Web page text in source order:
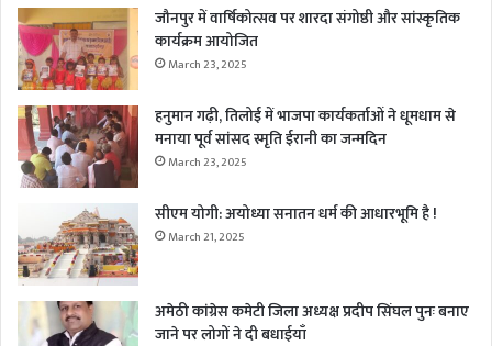
जौनपुर में वार्षिकोत्सव पर शारदा संगोष्ठी और सांस्कृतिक
कार्यक्रम आयोजित
March 23, 2025
हनुमान गढ़ी, तिलोई में भाजपा कार्यकर्ताओं ने धूमधाम से
मनाया पूर्व सांसद स्मृति ईरानी का जन्मदिन
March 23, 2025
सीएम योगी: अयोध्या सनातन धर्म की आधारभूमि है !
March 21, 2025
अमेठी कांग्रेस कमेटी जिला अध्यक्ष प्रदीप सिंघल पुनः बनाए
जाने पर लोगों ने दी बधाईयाँ